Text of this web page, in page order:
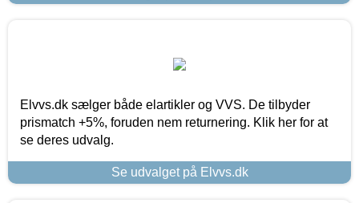
Elvvs.dk sælger både elartikler og VVS. De tilbyder
prismatch +5%, foruden nem returnering. Klik her for at
se deres udvalg.
Se udvalget på Elvvs.dk